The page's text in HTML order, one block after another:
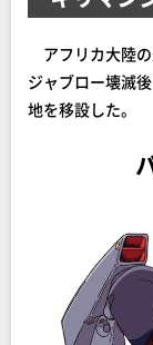
アフリカ大陸の
ジャブロー壊滅
地を移設した。